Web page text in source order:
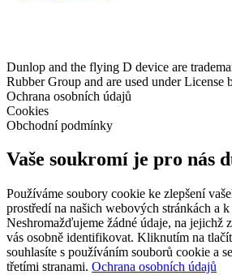
Dunlop and the flying D device are
Rubber Group and are used under
Ochrana osobních údajů
Cookies
Obchodní podmínky
Vaše soukromí je pro nás
Používáme soubory cookie ke zlepšení
prostředí na našich webových stránkách a
Neshromažďujeme žádné údaje, na jejichž
vás osobně identifikovat. Kliknutím na
souhlasíte s používáním souborů cookie a
třetími stranami. Ochrana osobních údajů